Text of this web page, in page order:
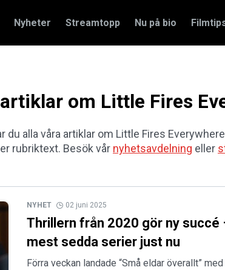
Nyheter Streamtopp Nu på bio
om Little Fires
alla våra artiklar om Little Fires
rubriktext. Besök vår nyhetsavdelning eller
NYHET 02 juni 2025
Thrillern från 2020 gör ny succé
mest sedda serier just nu
Förra veckan landade “Små eldar överallt”